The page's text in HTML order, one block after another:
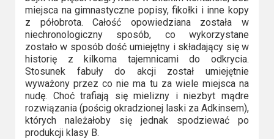
miejsca na gimnastyczne popisy, fikołki i inne kopy
z półobrota. Całość opowiedziana została w
niechronologiczny sposób, co wykorzystane
zostało w sposób dość umiejętny i składający się w
historię z kilkoma tajemnicami do odkrycia.
Stosunek fabuły do akcji został umiejętnie
wyważony przez co nie ma tu za wiele miejsca na
nudę. Choć trafiają się mielizny i niezbyt mądre
rozwiązania (pościg okradzionej laski za Adkinsem),
których należałoby się jednak spodziewać po
produkcji klasy B.